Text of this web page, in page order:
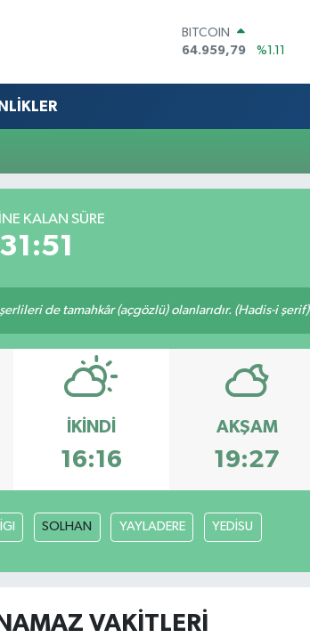
BITCOIN
64.959,79
%1.11
47,7436
%0.18
GRAM ALTIN
6660.55
%0.03
KALAN SÜRE
de tamahkâr (açgözlü) olanlarıdır. (Hadis-i şerif)
İKINDI
16:16
AKŞAM
19:27
SOLHAN YAYLADERE YEDİSU
VAKITLERI